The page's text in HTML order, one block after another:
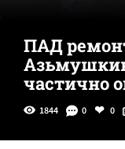
ПАД
частично
1844 0 0